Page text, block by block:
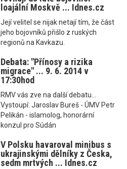
loajální Moskvě ... Idnes.cz
Její velitel se nijak netají tím, že část
jeho bojovníků přišlo z ruských
regionů na Kavkazu.
Debata: "Přínosy a rizika
migrace" ... 9. 6. 2014 v
17:30hod
RMV vás zve na další debatu...
Vystoupí: Jaroslav Bureš - ÚMV Petr
Pelikán - islamolog, honorární
konzul pro Súdán
V Polsku havaroval minibus s
ukrajinskými dělníky z Česka,
sedm mrtvých ... Idnes.cz